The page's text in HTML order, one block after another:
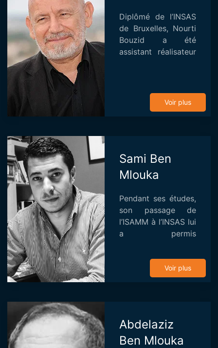
Diplômé de l’INSAS
de Bruxelles, Nourti
Bouzid a été
assistant réalisateur
scénariste-
dialoguiste sur des
Voir plus
Sami Ben
Mlouka
Pendant ses études,
son passage de
l’ISAMM à l’INSAS lui
a permis
études, d’acquérir
plus de
connaissances que
Voir plus
Abdelaziz
Ben Mlouka